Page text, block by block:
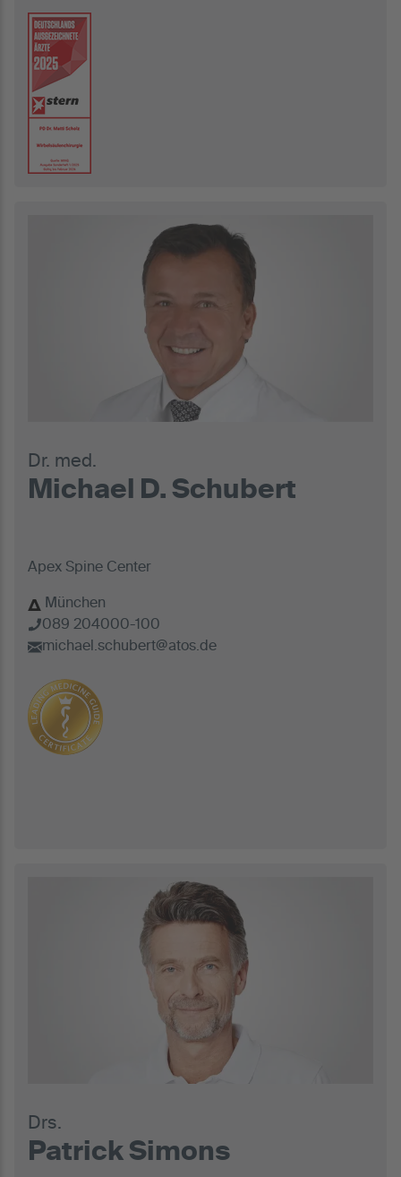
Dr. med.
Michael D. Schubert
Apex Spine Center
München
089 204000-100
michael.schubert@atos.de
Drs.
Patrick Simons